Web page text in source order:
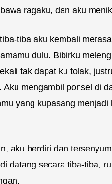
ragaku, dan aku
tiba aku kembali
dulu. Bibirku
tak dapat ku tolak,
Aku mengambil ponsel di
yang kupasang
aku berdiri dan
datang secara tiba-tiba,